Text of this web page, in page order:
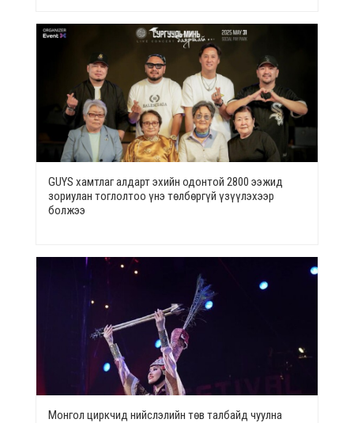
GUYS хамтлаг алдарт эхийн одонтой 2800 ээжид
зориулан тоглолтоо үнэ төлбөргүй үзүүлэхээр
болжээ
Монгол циркчид нийслэлийн төв талбайд чуулна